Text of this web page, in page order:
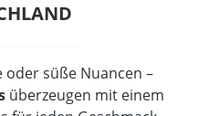
süße Nuancen –
überzeugen mit einem